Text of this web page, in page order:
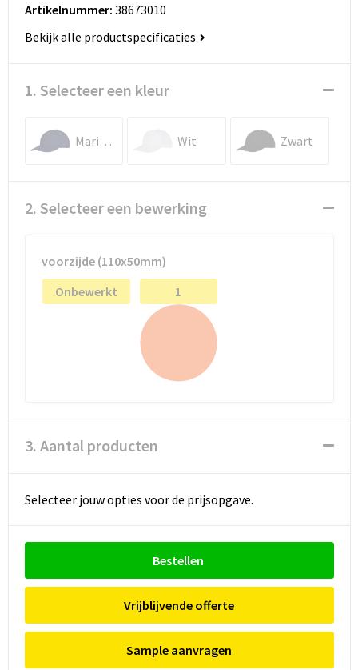
Artikelnummer: 38673010
Bekijk alle productspecificaties
1. Selecteer een kleur
Marineblauw Wit Zwart
2. Selecteer een bewerking
voorzijde (110x50mm)
Onbewerkt
1
3. Aantal producten
Selecteer jouw opties voor de prijsopgave.
Bestellen
Vrijblijvende offerte
Sample aanvragen